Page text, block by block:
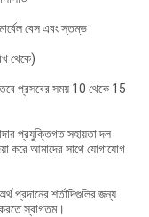
বেস এবং স্তম্ভ
থেকে)
তবে প্রসবের সময় 10 থেকে 15
প্রযুক্তিগত সহায়তা দল
করে আমাদের সাথে যোগাযোগ
প্রদানের শর্তাদিগুলির জন্য
স্বাগতম।